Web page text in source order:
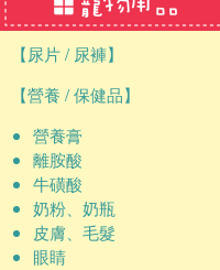
【尿片 / 尿褲】
【營養 / 保健品】
營養膏
離胺酸
牛磺酸
奶粉、奶瓶
皮膚、毛髮
眼睛